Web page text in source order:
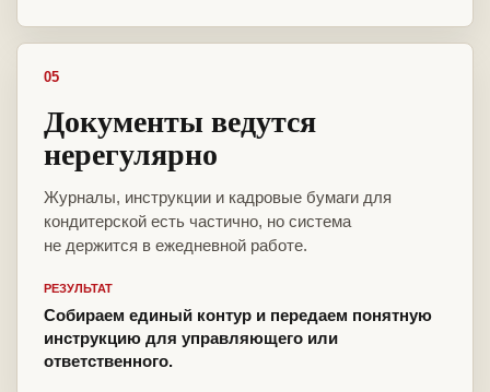
05
Документы ведутся
нерегулярно
Журналы, инструкции и кадровые бумаги для
кондитерской есть частично, но система
не держится в ежедневной работе.
РЕЗУЛЬТАТ
Собираем единый контур и передаем понятную
инструкцию для управляющего или
ответственного.